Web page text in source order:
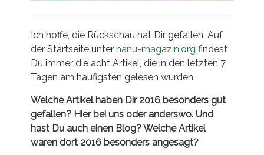
Ich hoffe, die Rückschau hat Dir gefallen. Auf
der Startseite unternanu-magazin.org findest
Du immer die acht Artikel, die in den letzten 7
Tagen am häufigsten gelesen wurden.
Welche Artikel haben Dir 2016 besonders gut
gefallen? Hier bei uns oder anderswo. Und
hast Du auch einen Blog? Welche Artikel
waren dort 2016 besonders angesagt?